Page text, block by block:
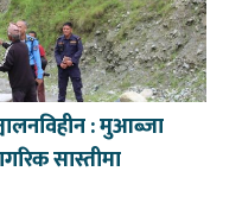
: मुआब्जा
सास्तीमा